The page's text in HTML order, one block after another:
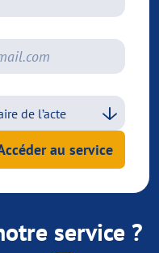
au service
service ?